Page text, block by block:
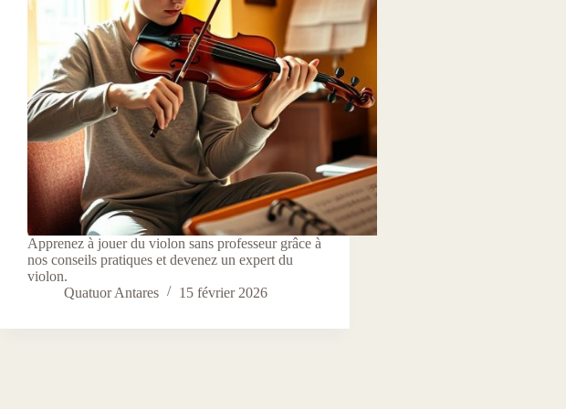
Apprenez à jouer du violon sans professeur grâce à
nos conseils pratiques et devenez un expert du
violon.
Quatuor Antares
15 février 2026